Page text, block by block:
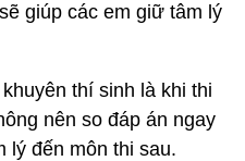
giúp các em giữ tâm lý
thí sinh là khi thi
nên so đáp án ngay
lý đến môn thi sau.